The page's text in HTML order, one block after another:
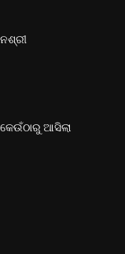
କେଉଁଠାରୁ ଆସିଲା